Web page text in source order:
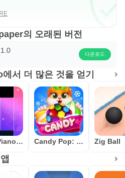
의 오래된 버전
다운로드
서 더 많은 것을 얻기
Magic Piano Tiles - Kpop BTS Candy Pop: Match 3 Puzzle Game Zig Ball